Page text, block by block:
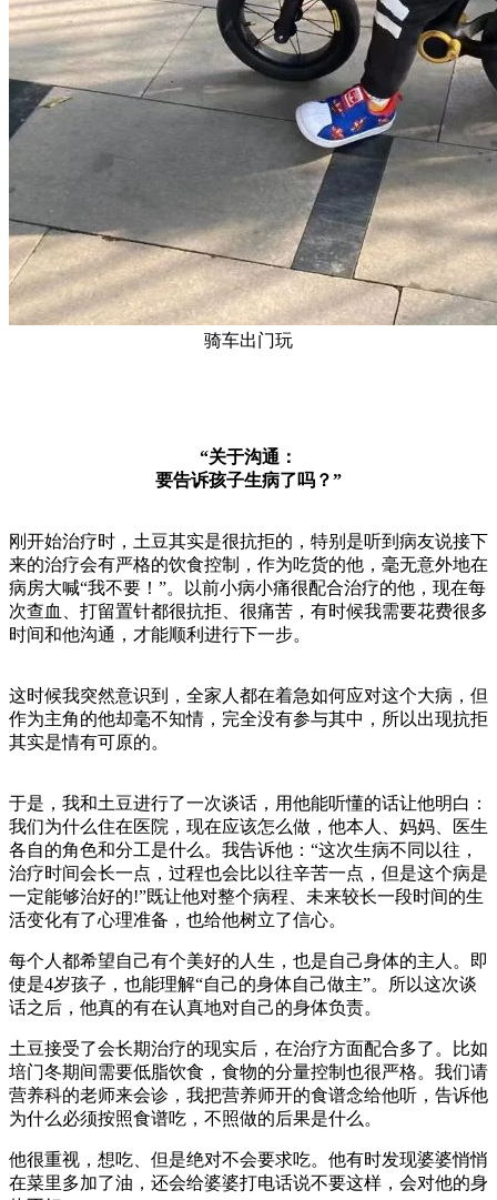
​骑车出门玩
“关于沟通：
要告诉孩子生病了吗？”
刚开始治疗时，土豆其实是很抗拒的，特别是听到病友说接下
来的治疗会有严格的饮食控制，作为吃货的他，毫无意外地在
病房大喊“我不要！”。以前小病小痛很配合治疗的他，现在每
次查血、打留置针都很抗拒、很痛苦，有时候我需要花费很多
时间和他沟通，才能顺利进行下一步。
这时候我突然意识到，全家人都在着急如何应对这个大病，但
作为主角的他却毫不知情，完全没有参与其中，所以出现抗拒
其实是情有可原的。
于是，我和土豆进行了一次谈话，用他能听懂的话让他明白：
我们为什么住在医院，现在应该怎么做，他本人、妈妈、医生
各自的角色和分工是什么。我告诉他：“这次生病不同以往，
治疗时间会长一点，过程也会比以往辛苦一点，但是这个病是
一定能够治好的!”既让他对整个病程、未来较长一段时间的生
活变化有了心理准备，也给他树立了信心。
每个人都希望自己有个美好的人生，也是自己身体的主人。即
使是4岁孩子，也能理解“自己的身体自己做主”。所以这次谈
话之后，他真的有在认真地对自己的身体负责。
土豆接受了会长期治疗的现实后，在治疗方面配合多了。比如
培门冬期间需要低脂饮食，食物的分量控制也很严格。我们请
营养科的老师来会诊，我把营养师开的食谱念给他听，告诉他
为什么必须按照食谱吃，不照做的后果是什么。
他很重视，想吃、但是绝对不会要求吃。他有时发现婆婆悄悄
在菜里多加了油，还会给婆婆打电话说不要这样，会对他的身